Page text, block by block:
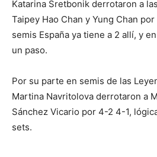
Katarina Sretbonik derrotaron a
Taipey Hao Chan y Yung Chan
semis España ya tiene a 2 allí, y
un paso.
Por su parte en semis de las
Martina Navritolova derrotaron a
Sánchez Vicario por 4-2 4-1,
sets.